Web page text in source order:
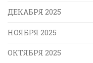
ДЕКАБРЯ 2025
НОЯБРЯ 2025
ОКТЯБРЯ 2025